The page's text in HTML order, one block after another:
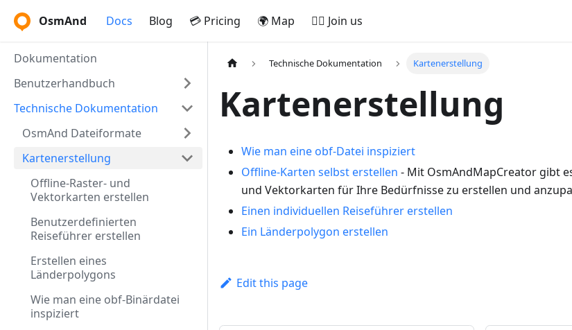
OsmAnd Docs Blog 💳 Pricing 🌍 Map 🚵‍♂️ Join us
Dokumentation
Benutzerhandbuch
Technische Dokumentation
OsmAnd Dateiformate
Kartenerstellung
Offline-Raster- und
Vektorkarten erstellen
Benutzerdefinierten
Reiseführer erstellen
Erstellen eines
Länderpolygons
Wie man eine obf-Binärdatei
inspiziert
Technische Dokumentation Kartenerstellung
Kartenerstellung
Wie man eine obf-Datei inspiziert
Offline-Karten selbst erstellen - Mit OsmAndMapCreator gibt
und Vektorkarten für Ihre Bedürfnisse zu erstellen und
Einen individuellen Reiseführer erstellen
Ein Länderpolygon erstellen
Edit this page